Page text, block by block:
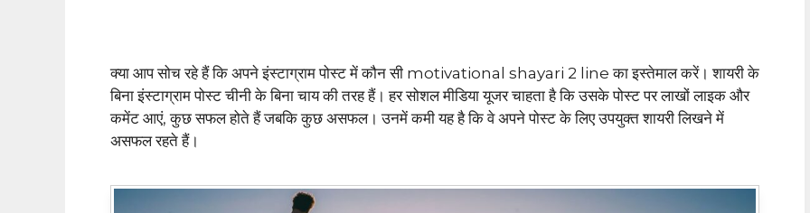
क्या आप सोच रहे हैं कि अपने इंस्टाग्राम पोस्ट में कौन सी motivational shayari 2 line का इस्तेमाल करें। शायरी के
बिना इंस्टाग्राम पोस्ट चीनी के बिना चाय की तरह हैं। हर सोशल मीडिया यूजर चाहता है कि उसके पोस्ट पर लाखों लाइक और
कमेंट आएं, कुछ सफल होते हैं जबकि कुछ असफल। उनमें कमी यह है कि वे अपने पोस्ट के लिए उपयुक्त शायरी लिखने में
असफल रहते हैं।